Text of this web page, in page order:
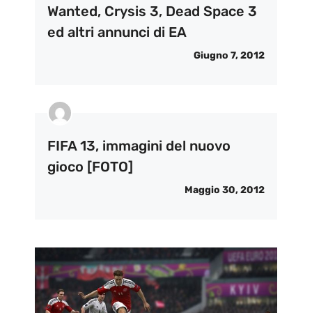
Wanted, Crysis 3, Dead Space 3
ed altri annunci di EA
Giugno 7, 2012
FIFA 13, immagini del nuovo
gioco [FOTO]
Maggio 30, 2012